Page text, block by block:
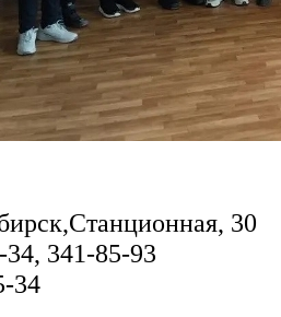
30
341-85-93
34